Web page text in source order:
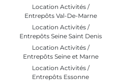
Location Activités /
Entrepôts Val-De-Marne
Location Activités /
Entrepôts Seine Saint Denis
Location Activités /
Entrepôts Seine et Marne
Location Activités /
Entrepôts Essonne